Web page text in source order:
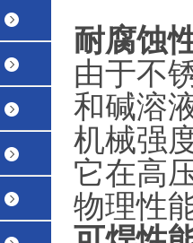
耐腐蚀
由于不
和碱溶
机械强
它在高
物理性